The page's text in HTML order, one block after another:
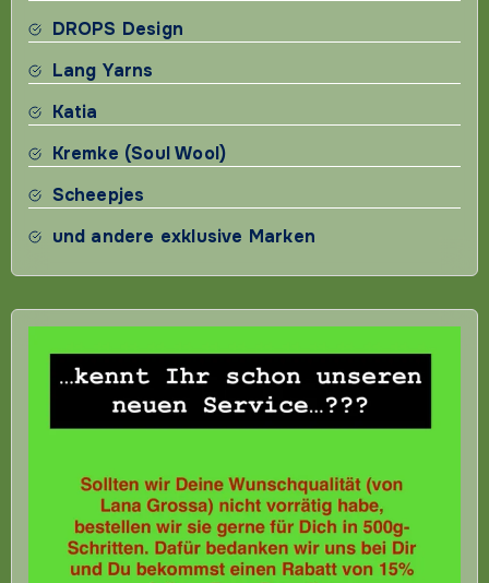
DROPS Design
Lang Yarns
Katia
Kremke (Soul Wool)
Scheepjes
und andere exklusive Marken